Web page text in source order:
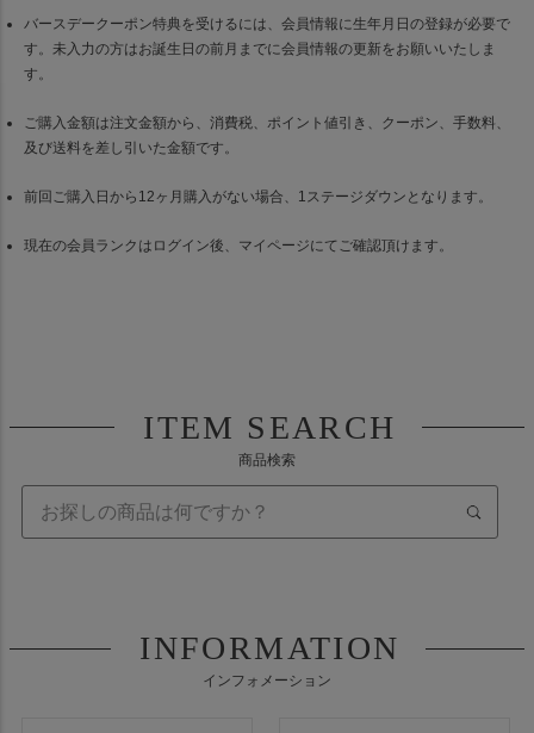
バースデークーポン特典を受けるには、会員情報に生年月日の登録が必要で
す。未入力の方はお誕生日の前月までに会員情報の更新をお願いいたしま
す。
ご購入金額は注文金額から、消費税、ポイント値引き、クーポン、手数料、
及び送料を差し引いた金額です。
前回ご購入日から12ヶ月購入がない場合、1ステージダウンとなります。
現在の会員ランクはログイン後、マイページにてご確認頂けます。
ITEM SEARCH
商品検索
INFORMATION
インフォメーション